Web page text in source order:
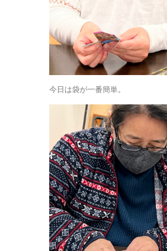
今日は袋が一番簡単。